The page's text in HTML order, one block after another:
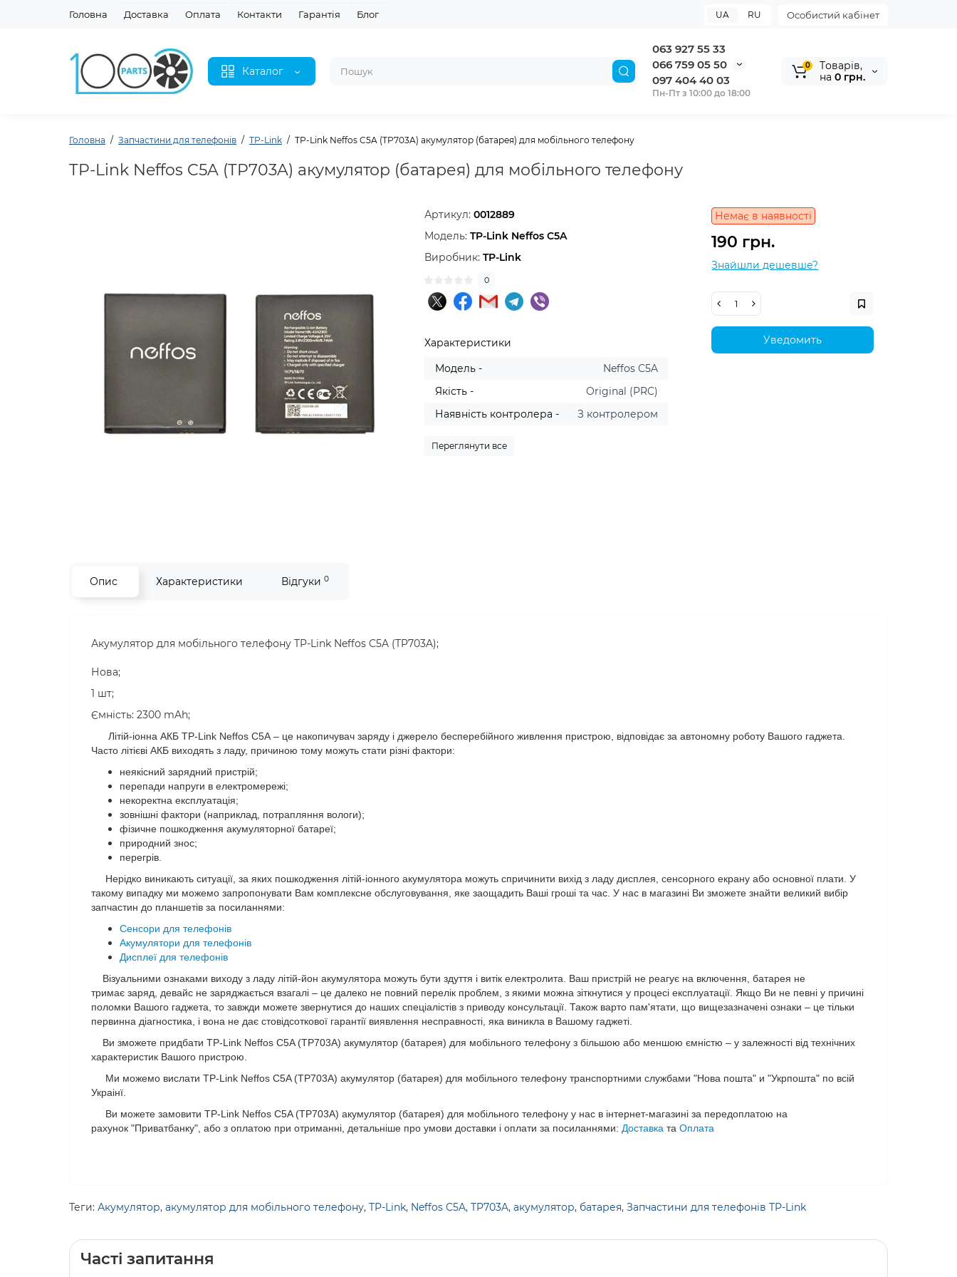
Головна Доставка Оплата Контакти Гарантія Блог Особистий кабінет
UA RU
Каталог
063 927 55 33
066 759 05 50
097 404 40 03
Пн-Пт з 10:00 до 18:00
0
Tоварів,
на 0 грн.
Головна Запчастини для телефонів TP-Link TP-Link Neffos C5A (TP703A) акумулятор (батарея) для мобільного телефону
TP-Link Neffos C5A (TP703A) акумулятор (батарея) для мобільного телефону
Артикул:0012889
Модель:TP-Link Neffos C5A
Виробник:TP-Link
0
Характеристики
Модель -
Neffos C5A
Якість -
Original (PRC)
Наявність контролера -
З контролером
Переглянути все
Немає в наявності
190 грн.
Знайшли дешевше?
Уведомить
Опис Характеристики Відгуки 0
Акумулятор для мобільного телефону TP-Link Neffos C5A (TP703A);
Нова;
1 шт;
Ємність: 2300 mAh;
Літій-іонна АКБ TP-Link Neffos C5A – це накопичувач заряду і джерело бесперебійного живлення пристрою, відповідає за автономну роботу Вашого гаджета.
Часто літієві АКБ виходять з ладу, причиною тому можуть стати різні фактори:
неякісний зарядний пристрій;
перепади напруги в електромережі;
некоректна експлуатація;
зовнішні фактори (наприклад, потрапляння вологи);
фізичне пошкодження акумуляторної батареї;
природний знос;
перегрів.
Нерідко виникають ситуації, за яких пошкодження літій-іонного акумулятора можуть спричинити вихід з ладу дисплея, сенсорного екрану або основної плати. У
такому випадку ми можемо запропонувати Вам комплексне обслуговування, яке заощадить Ваші гроші та час. У нас в магазині Ви зможете знайти великий вибір
запчастин до планшетів за посиланнями:
Сенсори для телефонів
Акумулятори для телефонів
Дисплеї для телефонів
Візуальними ознаками виходу з ладу літій-йон акумулятора можуть бути здуття і витік електролита. Ваш пристрій не реагує на включення, батарея не
тримає заряд, девайс не заряджається взагалі – це далеко не повний перелік проблем, з якими можна зіткнутися у процесі експлуатації. Якщо Ви не певні у причині
поломки Вашого гаджета, то завжди можете звернутися до наших спеціалістів з приводу консультації. Також варто пам'ятати, що вищезазначені ознаки – це тільки
первинна діагностика, і вона не дає стовідсоткової гарантії виявлення несправності, яка виникла в Вашому гаджеті.
Ви зможете придбати TP-Link Neffos C5A (TP703A) акумулятор (батарея) для мобільного телефону з більшою або меншою ємністю – у залежності від технічних
характеристик Вашого пристрою.
Ми можемо вислати TP-Link Neffos C5A (TP703A) акумулятор (батарея) для мобільного телефону транспортними службами "Нова пошта" и "Укрпошта" по всій
Украінї.
Ви можете замовити TP-Link Neffos C5A (TP703A) акумулятор (батарея) для мобільного телефону у нас в інтернет-магазині за передоплатою на
рахунок "Приватбанку", або з оплатою при отриманні, детальніше про умови доставки і оплати за посиланнями: Доставка та Оплата
Теги: Акумулятор, акумулятор для мобільного телефону, TP-Link, Neffos C5A, TP703A, акумулятор, батарея, Запчастини для телефонів TP-Link
Часті запитання